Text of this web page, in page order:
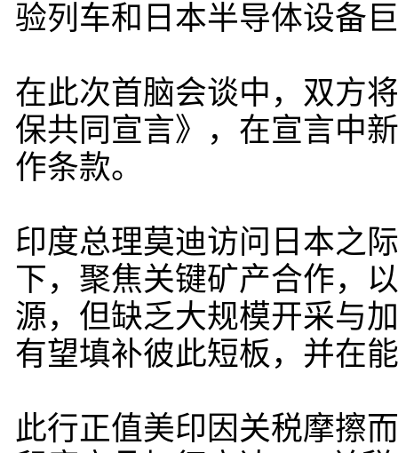
验列车和日本半导体设备
在此次首脑会谈中，双方
保共同宣言》，在宣言中
作条款。
印度总理莫迪访问日本之
下，聚焦关键矿产合作，
源，但缺乏大规模开采与
有望填补彼此短板，并在
此行正值美印因关税摩擦